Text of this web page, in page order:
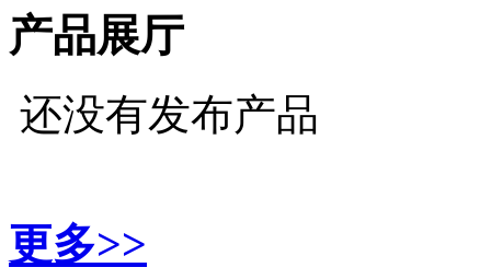
产品展厅
还没有发布产品
更多>>